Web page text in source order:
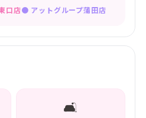
口店● アットグループ蒲田店
🛋️